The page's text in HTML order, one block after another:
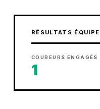
RÉSULTATS ÉQUIPE
COUREURS ENGAGÉS
1